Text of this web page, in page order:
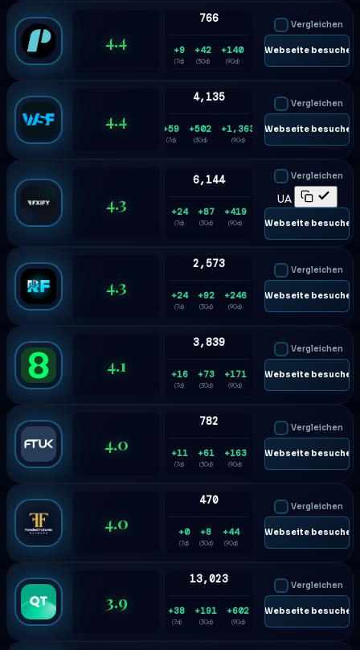
4.4
766
+9
(7d)
+42
(30d)
+140
(90d)
Vergleichen
🌐 Webseite besuchen
4.4
4,135
+59
(7d)
+502
(30d)
+1,363
(90d)
Vergleichen
🌐 Webseite besuchen
4.3
6,144
+24
(7d)
+87
(30d)
+419
(90d)
Vergleichen
UA
🌐 Webseite besuchen
4.3
2,573
+24
(7d)
+92
(30d)
+246
(90d)
Vergleichen
🌐 Webseite besuchen
4.1
3,839
+16
(7d)
+73
(30d)
+171
(90d)
Vergleichen
🌐 Webseite besuchen
4.0
782
+11
(7d)
+61
(30d)
+163
(90d)
Vergleichen
🌐 Webseite besuchen
4.0
470
+0
(7d)
+8
(30d)
+44
(90d)
Vergleichen
🌐 Webseite besuchen
3.9
13,023
+38
(7d)
+191
(30d)
+602
(90d)
Vergleichen
🌐 Webseite besuchen